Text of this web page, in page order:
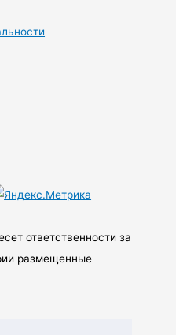
ответственности за
размещенные